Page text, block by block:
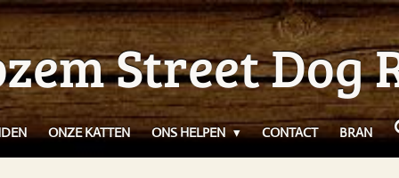
Street Dog
ONZE KATTEN ONS HELPEN CONTACT BRAN